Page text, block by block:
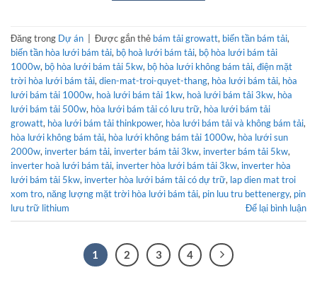
Đăng trong Dự án Được gắn thẻ bám tải growatt, biến tần bám tải,
biến tần hòa lưới bám tải, bộ hoà lưới bám tải, bộ hòa lưới bám tải
1000w, bộ hòa lưới bám tải 5kw, bộ hòa lưới không bám tải, điện mặt
trời hòa lưới bám tải, dien-mat-troi-quyet-thang, hòa lưới bám tải, hòa
lưới bám tải 1000w, hoà lưới bám tải 1kw, hoà lưới bám tải 3kw, hòa
lưới bám tải 500w, hòa lưới bám tải có lưu trữ, hòa lưới bám tải
growatt, hòa lưới bám tải thinkpower, hòa lưới bám tải và không bám tải,
hòa lưới không bám tải, hòa lưới không bám tải 1000w, hòa lưới sun
2000w, inverter bám tải, inverter bám tải 3kw, inverter bám tải 5kw,
inverter hoà lưới bám tải, inverter hòa lưới bám tải 3kw, inverter hòa
lưới bám tải 5kw, inverter hòa lưới bám tải có dự trữ, lap dien mat troi
xom tro, năng lượng mặt trời hòa lưới bám tải, pin luu tru bettenergy, pin
lưu trữ lithium
Để lại bình luận
1 2 3 4